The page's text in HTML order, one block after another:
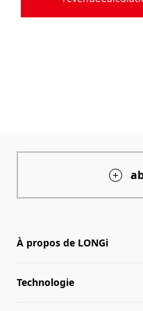
À propos de LONGi
À propos de LONGi
Technologie